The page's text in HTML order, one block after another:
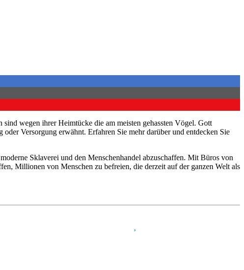
wegen ihrer Heimtücke die am meisten gehassten Vögel. Gott
Versorgung erwähnt. Erfahren Sie mehr darüber und entdecken Sie
Sklaverei und den Menschenhandel abzuschaffen. Mit Büros von
Millionen von Menschen zu befreien, die derzeit auf der ganzen Welt als